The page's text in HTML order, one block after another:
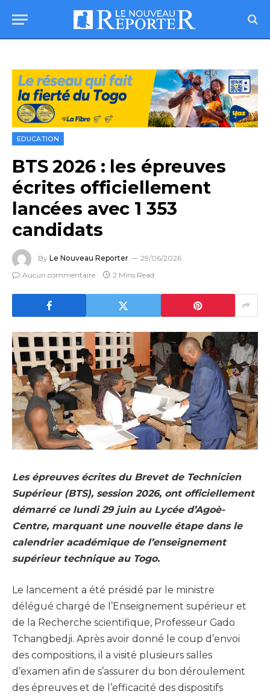
EDUCATION
BTS 2026 : les épreuves
écrites officiellement
lancées avec 1 353
candidats
By Le Nouveau Reporter
29/06/2026
Aucun commentaire
2 Mins Read
Les épreuves écrites du Brevet de Technicien
Supérieur (BTS), session 2026, ont officiellement
démarré ce lundi 29 juin au Lycée d’Agoè-
Centre, marquant une nouvelle étape dans le
calendrier académique de l’enseignement
supérieur technique au Togo.
Le lancement a été présidé par le ministre
délégué chargé de l’Enseignement supérieur et
de la Recherche scientifique, Professeur Gado
Tchangbedji. Après avoir donné le coup d’envoi
des compositions, il a visité plusieurs salles
d’examen afin de s’assurer du bon déroulement
des épreuves et de l’efficacité des dispositifs